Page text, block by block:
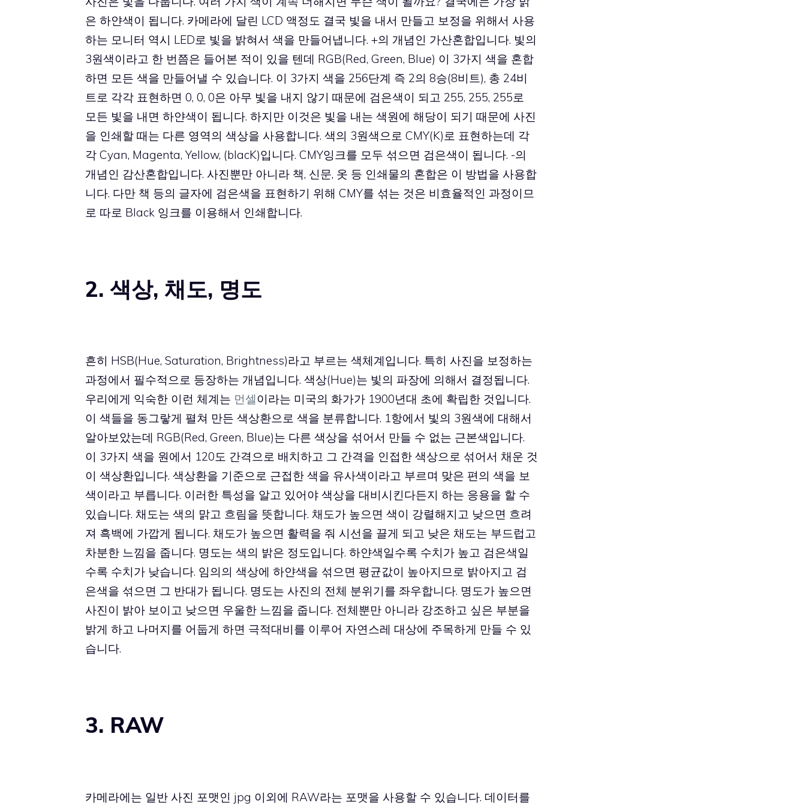
은 하얀색이 됩니다. 카메라에 달린 LCD 액정도 결국 빛을 내서 만들고 보정을 위해서 사용
하는 모니터 역시 LED로 빛을 밝혀서 색을 만들어냅니다. +의 개념인 가산혼합입니다. 빛의
3원색이라고 한 번쯤은 들어본 적이 있을 텐데 RGB(Red, Green, Blue) 이 3가지 색을 혼합
하면 모든 색을 만들어낼 수 있습니다. 이 3가지 색을 256단계 즉 2의 8승(8비트), 총 24비
트로 각각 표현하면 0, 0, 0은 아무 빛을 내지 않기 때문에 검은색이 되고 255, 255, 255로
모든 빛을 내면 하얀색이 됩니다. 하지만 이것은 빛을 내는 색원에 해당이 되기 때문에 사진
을 인쇄할 때는 다른 영역의 색상을 사용합니다. 색의 3원색으로 CMY(K)로 표현하는데 각
각 Cyan, Magenta, Yellow, (blacK)입니다. CMY잉크를 모두 섞으면 검은색이 됩니다. -의
개념인 감산혼합입니다. 사진뿐만 아니라 책, 신문, 옷 등 인쇄물의 혼합은 이 방법을 사용합
니다. 다만 책 등의 글자에 검은색을 표현하기 위해 CMY를 섞는 것은 비효율적인 과정이므
로 따로 Black 잉크를 이용해서 인쇄합니다.
2. 색상, 채도, 명도
흔히 HSB(Hue, Saturation, Brightness)라고 부르는 색체계입니다. 특히 사진을 보정하는
과정에서 필수적으로 등장하는 개념입니다. 색상(Hue)는 빛의 파장에 의해서 결정됩니다.
우리에게 익숙한 이런 체계는 먼셀이라는 미국의 화가가 1900년대 초에 확립한 것입니다.
이 색들을 동그랗게 펼쳐 만든 색상환으로 색을 분류합니다. 1항에서 빛의 3원색에 대해서
알아보았는데 RGB(Red, Green, Blue)는 다른 색상을 섞어서 만들 수 없는 근본색입니다.
이 3가지 색을 원에서 120도 간격으로 배치하고 그 간격을 인접한 색상으로 섞어서 채운 것
이 색상환입니다. 색상환을 기준으로 근접한 색을 유사색이라고 부르며 맞은 편의 색을 보
색이라고 부릅니다. 이러한 특성을 알고 있어야 색상을 대비시킨다든지 하는 응용을 할 수
있습니다. 채도는 색의 맑고 흐림을 뜻합니다. 채도가 높으면 색이 강렬해지고 낮으면 흐려
져 흑백에 가깝게 됩니다. 채도가 높으면 활력을 줘 시선을 끌게 되고 낮은 채도는 부드럽고
차분한 느낌을 줍니다. 명도는 색의 밝은 정도입니다. 하얀색일수록 수치가 높고 검은색일
수록 수치가 낮습니다. 임의의 색상에 하얀색을 섞으면 평균값이 높아지므로 밝아지고 검
은색을 섞으면 그 반대가 됩니다. 명도는 사진의 전체 분위기를 좌우합니다. 명도가 높으면
사진이 밝아 보이고 낮으면 우울한 느낌을 줍니다. 전체뿐만 아니라 강조하고 싶은 부분을
밝게 하고 나머지를 어둡게 하면 극적대비를 이루어 자연스레 대상에 주목하게 만들 수 있
습니다.
3. RAW
카메라에는 일반 사진 포맷인 jpg 이외에 RAW라는 포맷을 사용할 수 있습니다. 데이터를